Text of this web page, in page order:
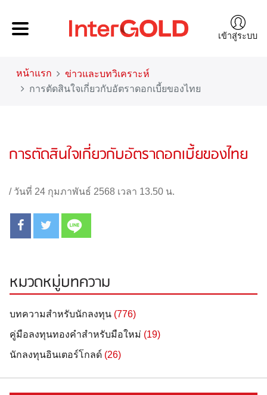
เข้าสู่ระบบ
หน้าแรก
ข่าวและบทวิเคราะห์
การตัดสินใจเกี่ยวกับอัตราดอกเบี้ยของไทย
การตัดสินใจเกี่ยวกับอัตราดอกเบี้ยของไทย
/ วันที่ 24 กุมภาพันธ์ 2568 เวลา 13.50 น.
หมวดหมู่บทความ
บทความสำหรับนักลงทุน (776)
คู่มือลงทุนทองคำสำหรับมือใหม่ (19)
นักลงทุนอินเตอร์โกลด์ (26)